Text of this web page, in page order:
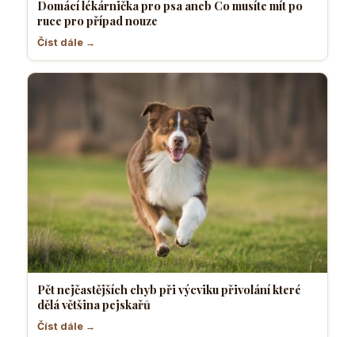
Domácí lékárnička pro psa aneb Co musíte mít po
ruce pro případ nouze
Číst dále →
Pět nejčastějších chyb při výcviku přivolání které
dělá většina pejskařů
Číst dále →